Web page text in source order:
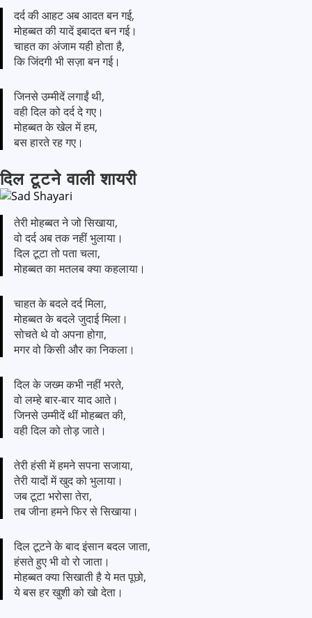
दर्द की आहट अब आदत बन गई,
मोहब्बत की यादें इबादत बन गई।
चाहत का अंजाम यही होता है,
कि जिंदगी भी सज़ा बन गई।
जिनसे उम्मीदें लगाईं थी,
वही दिल को दर्द दे गए।
मोहब्बत के खेल में हम,
बस हारते रह गए।
दिल टूटने वाली शायरी
तेरी मोहब्बत ने जो सिखाया,
वो दर्द अब तक नहीं भुलाया।
दिल टूटा तो पता चला,
मोहब्बत का मतलब क्या कहलाया।
चाहत के बदले दर्द मिला,
मोहब्बत के बदले जुदाई मिला।
सोचते थे वो अपना होगा,
मगर वो किसी और का निकला।
दिल के जख्म कभी नहीं भरते,
वो लम्हे बार-बार याद आते।
जिनसे उम्मीदें थीं मोहब्बत की,
वही दिल को तोड़ जाते।
तेरी हंसी में हमने सपना सजाया,
तेरी यादों में खुद को भुलाया।
जब टूटा भरोसा तेरा,
तब जीना हमने फिर से सिखाया।
दिल टूटने के बाद इंसान बदल जाता,
हंसते हुए भी वो रो जाता।
मोहब्बत क्या सिखाती है ये मत पूछो,
ये बस हर खुशी को खो देता।